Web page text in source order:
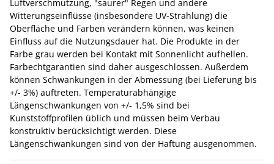
Luftverschmutzung, "saurer" Regen und andere
Witterungseinflüsse (insbesondere UV-Strahlung) die
Oberfläche und Farben verändern können, was keinen
Einfluss auf die Nutzungsdauer hat. Die Produkte in der
Farbe grau werden bei Kontakt mit Sonnenlicht aufhellen.
Farbechtgarantien sind daher ausgeschlossen. Außerdem
können Schwankungen in der Abmessung (bei Lieferung bis
+/- 3%) auftreten. Temperaturabhängige
Längenschwankungen von +/- 1,5% sind bei
Kunststoffprofilen üblich und müssen beim Verbau
konstruktiv berücksichtigt werden. Diese
Längenschwankungen sind von der Haftung ausgenommen.